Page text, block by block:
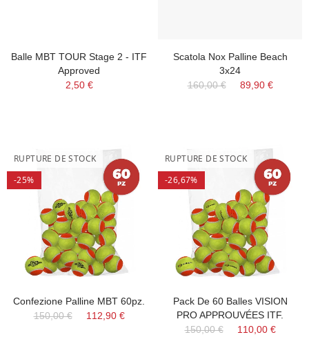
Balle MBT TOUR Stage 2 - ITF
Approved
2,50 €
Scatola Nox Palline Beach
3x24
160,00 €
89,90 €
RUPTURE DE STOCK
-25%
Confezione Palline MBT 60pz.
150,00 €
112,90 €
RUPTURE DE STOCK
-26,67%
Pack De 60 Balles VISION
PRO APPROUVÉES ITF.
150,00 €
110,00 €